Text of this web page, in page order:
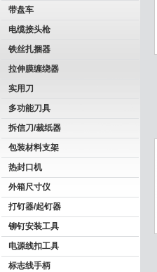
带盘车
电缆接头枪
铁丝扎捆器
拉伸膜缠绕器
实用刀
多功能刀具
拆信刀/裁纸器
包装材料支架
热封口机
外箱尺寸仪
打钉器/起钉器
铆钉安装工具
电源线扣工具
标志线手柄